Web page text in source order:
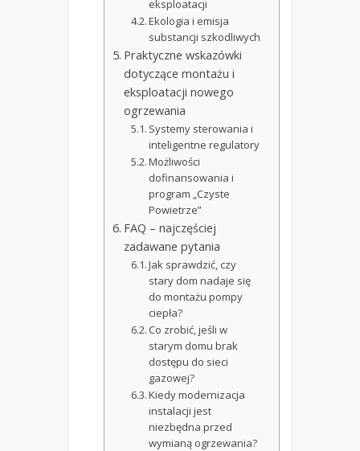
eksploatacji
Ekologia i emisja
substancji szkodliwych
Praktyczne wskazówki
dotyczące montażu i
eksploatacji nowego
ogrzewania
Systemy sterowania i
inteligentne regulatory
Możliwości
dofinansowania i
program „Czyste
Powietrze”
FAQ – najczęściej
zadawane pytania
Jak sprawdzić, czy
stary dom nadaje się
do montażu pompy
ciepła?
Co zrobić, jeśli w
starym domu brak
dostępu do sieci
gazowej?
Kiedy modernizacja
instalacji jest
niezbędna przed
wymianą ogrzewania?